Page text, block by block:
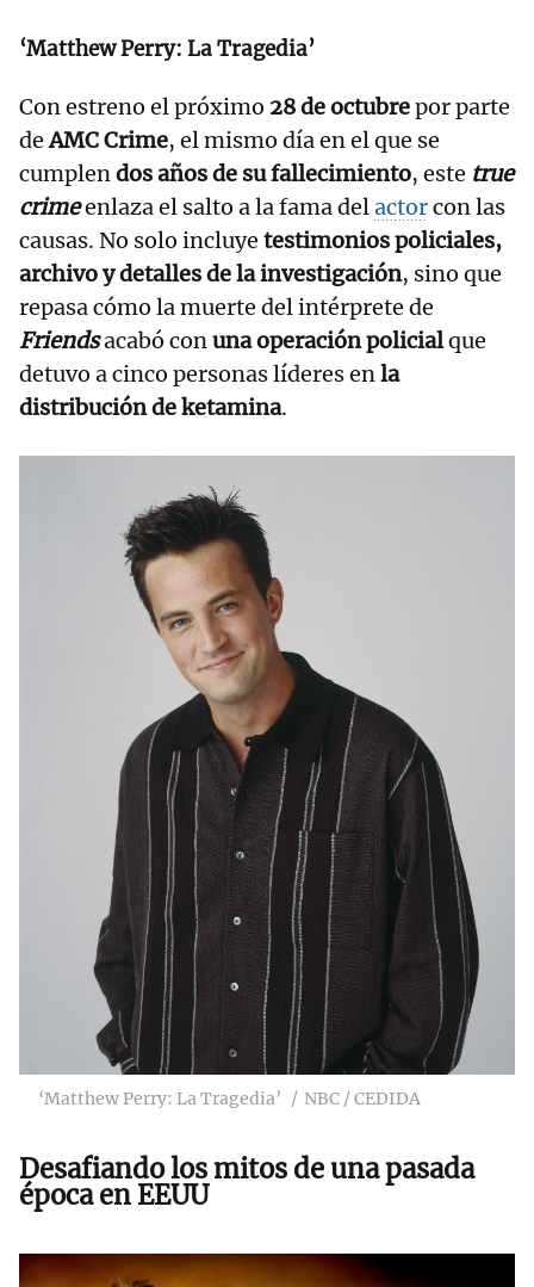
‘Matthew Perry: La Tragedia’
Con estreno el próximo 28 de octubrepor parte
deAMC Crime, el mismo día en el que se
cumplendos años de su fallecimiento, este true
crimeenlaza el salto a la fama delactorcon las
causas. No solo incluye testimonios policiales,
archivo y detalles de la investigación, sino que
repasa cómo la muerte del intérprete de
Friendsacabó conuna operación policialque
detuvo a cinco personas líderes enla
distribución de ketamina.
‘Matthew Perry: La Tragedia’ NBC / CEDIDA
Desafiando los mitos de una pasada
época en EEUU